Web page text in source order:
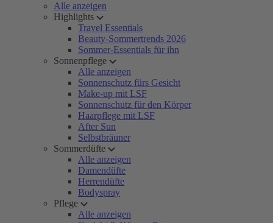
Alle anzeigen
Highlights
Travel Essentials
Beauty-Sommertrends 2026
Sommer-Essentials für ihn
Sonnenpflege
Alle anzeigen
Sonnenschutz fürs Gesicht
Make-up mit LSF
Sonnenschutz für den Körper
Haarpflege mit LSF
After Sun
Selbstbräuner
Sommerdüfte
Alle anzeigen
Damendüfte
Herrendüfte
Bodyspray
Pflege
Alle anzeigen